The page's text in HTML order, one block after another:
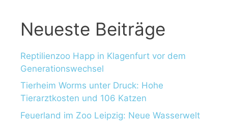
Neueste Beiträge
Reptilienzoo Happ in Klagenfurt vor dem
Generationswechsel
Tierheim Worms unter Druck: Hohe
Tierarztkosten und 106 Katzen
Feuerland im Zoo Leipzig: Neue Wasserwelt